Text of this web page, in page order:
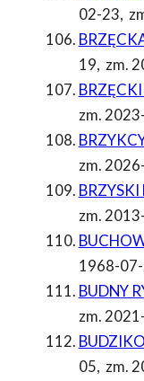
02-23,
19, zm.
zm.
zm.
BRZYSKI
zm.
1968-
BUDNY
zm.
05, zm.